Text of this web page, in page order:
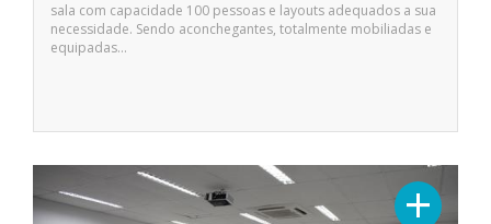
sala com capacidade 100 pessoas e layouts adequados a sua
necessidade. Sendo aconchegantes, totalmente mobiliadas e
equipadas…
+
Previous Next